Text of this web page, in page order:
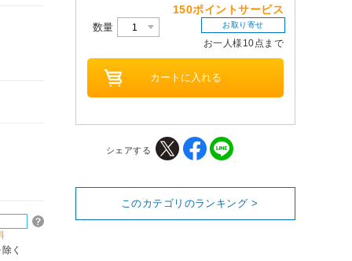
く
150ポイントサービス
数量 お取り寄せ
お一人様10点まで
シェアする
このカテゴリのランキング >